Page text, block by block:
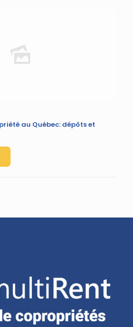
au Québec: dépôts et